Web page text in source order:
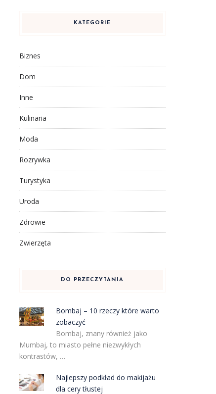
KATEGORIE
Biznes
Dom
Inne
Kulinaria
Moda
Rozrywka
Turystyka
Uroda
Zdrowie
Zwierzęta
DO PRZECZYTANIA
Bombaj – 10 rzeczy które warto
zobaczyć
Bombaj, znany również jako
Mumbaj, to miasto pełne niezwykłych
kontrastów, …
Najlepszy podkład do makijażu
dla cery tłustej